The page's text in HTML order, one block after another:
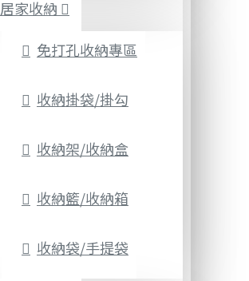
居家收納
免打孔收納專區
收納掛袋/掛勾
收納架/收納盒
收納籃/收納箱
收納袋/手提袋